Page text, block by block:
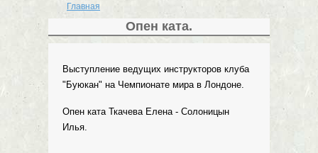
Вы здесь
Главная
Опен ката.
Выступление ведущих инструкторов клуба
"Буюкан" на Чемпионате мира в Лондоне.
Опен ката Ткачева Елена - Солоницын
Илья.